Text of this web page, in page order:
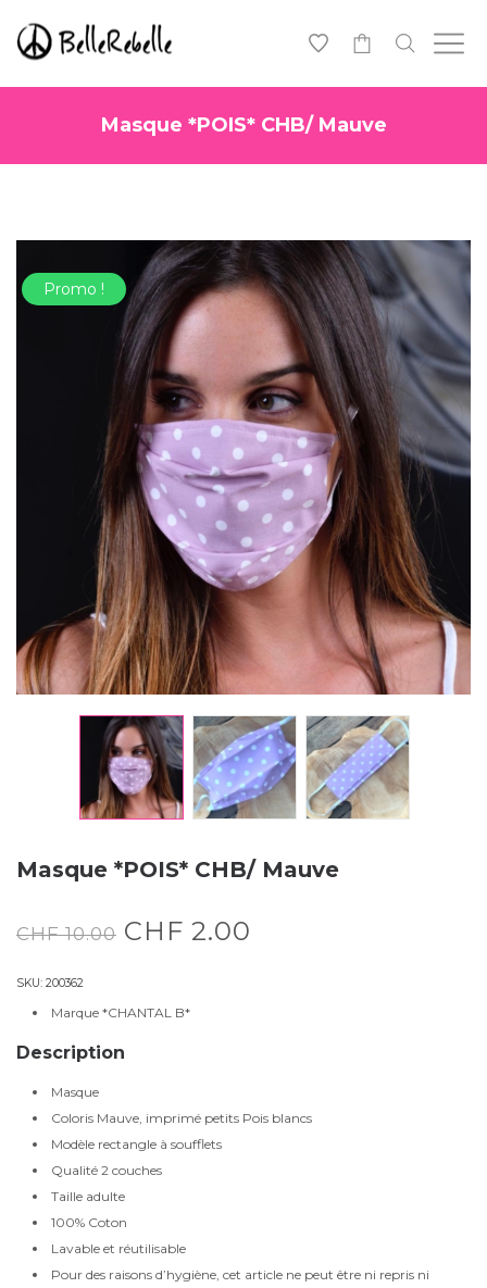
Masque *POIS* CHB/ Mauve
Promo !
Masque *POIS* CHB/ Mauve
CHF10.00 CHF 2.00
SKU: 200362
Marque *CHANTAL B*
Description
Masque
Coloris Mauve, imprimé petits Pois blancs
Modèle rectangle à soufflets
Qualité 2 couches
Taille adulte
100% Coton
Lavable et réutilisable
Pour des raisons d’hygiène, cet article ne peut être ni repris ni